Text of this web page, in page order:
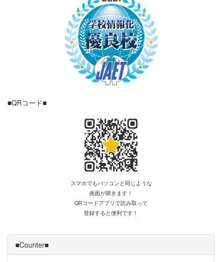
■QRコード■
スマホでもパソコンと同じような
画面が開きます！
QRコードアプリで読み取って
登録すると便利です！
■Counter■